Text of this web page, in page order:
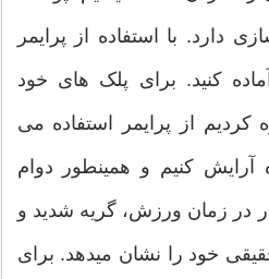
دارد. با استفاده از پرایمر
کنید. برای پلک های خود
کردیم از پرایمر استفاده می
آرایش کنیم و همینطور دوام
کار در زمان ورزش، گریه شدید و
خود را نشان میدهد. برای